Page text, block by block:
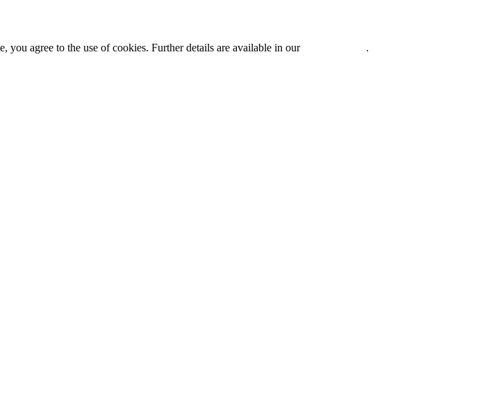
agree to the use of cookies. Further details are available in our .